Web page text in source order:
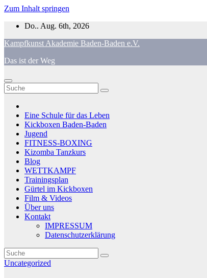
Zum Inhalt springen
Do.. Aug. 6th, 2026
Kampfkunst Akademie Baden-Baden e.V.
Das ist der Weg
Eine Schule für das Leben
Kickboxen Baden-Baden
Jugend
FITNESS-BOXING
Kizomba Tanzkurs
Blog
WETTKAMPF
Trainingsplan
Gürtel im Kickboxen
Film & Videos
Über uns
Kontakt
IMPRESSUM
Datenschutzerklärung
Uncategorized